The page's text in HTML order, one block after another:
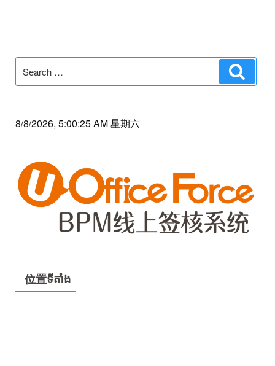
Search
for:
8/8/2026, 5:00:25 AM 星期六
位置ទីតាំង